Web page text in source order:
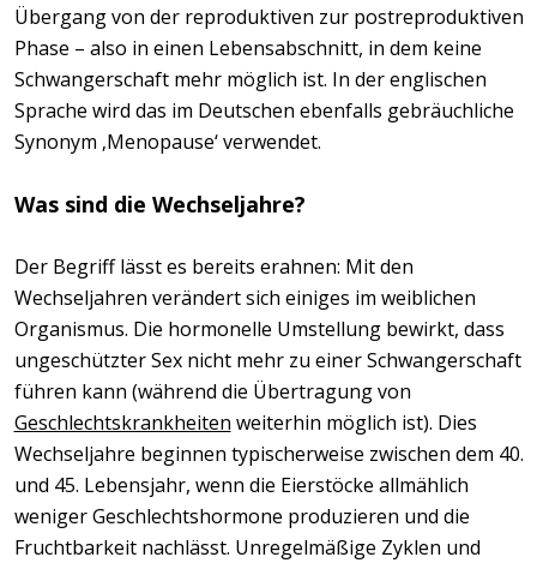
Übergang von der reproduktiven zur postreproduktiven
Phase – also in einen Lebensabschnitt, in dem keine
Schwangerschaft mehr möglich ist. In der englischen
Sprache wird das im Deutschen ebenfalls gebräuchliche
Synonym ‚Menopause‘ verwendet.
Was sind die Wechseljahre?
Der Begriff lässt es bereits erahnen: Mit den
Wechseljahren verändert sich einiges im weiblichen
Organismus. Die hormonelle Umstellung bewirkt, dass
ungeschützter Sex nicht mehr zu einer Schwangerschaft
führen kann (während die Übertragung von
Geschlechtskrankheiten weiterhin möglich ist). Dies
Wechseljahre beginnen typischerweise zwischen dem 40.
und 45. Lebensjahr, wenn die Eierstöcke allmählich
weniger Geschlechtshormone produzieren und die
Fruchtbarkeit nachlässt. Unregelmäßige Zyklen und